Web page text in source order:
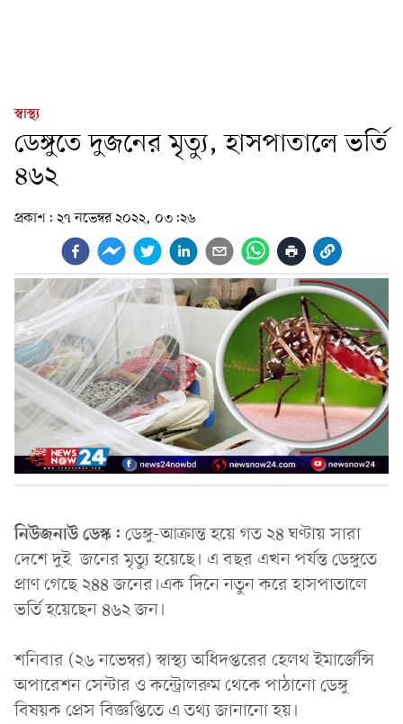
স্বাস্থ্য
ডেঙ্গুতে দুজনের মৃত্যু, হাসপাতালে ভর্তি
৪৬২
প্রকাশ: ২৭ নভেম্বর ২০২২, ০৩:২৬
নিউজনাউ ডেস্ক: ডেঙ্গু-আক্রান্ত হয়ে গত ২৪ ঘণ্টায় সারা
দেশে দুই জনের মৃত্যু হয়েছে। এ বছর এখন পর্যন্ত ডেঙ্গুতে
প্রাণ গেছে ২৪৪ জনের।এক দিনে নতুন করে হাসপাতালে
ভর্তি হয়েছেন ৪৬২ জন।
শনিবার (২৬ নভেম্বর) স্বাস্থ্য অধিদপ্তরের হেলথ ইমার্জেন্সি
অপারেশন সেন্টার ও কন্ট্রোলরুম থেকে পাঠানো ডেঙ্গু
বিষয়ক প্রেস বিজ্ঞপ্তিতে এ তথ্য জানানো হয়।